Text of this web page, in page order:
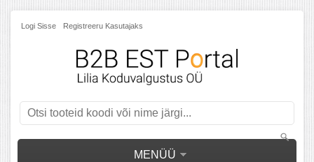
Logi Sisse Registreeru Kasutajaks
MENÜÜ